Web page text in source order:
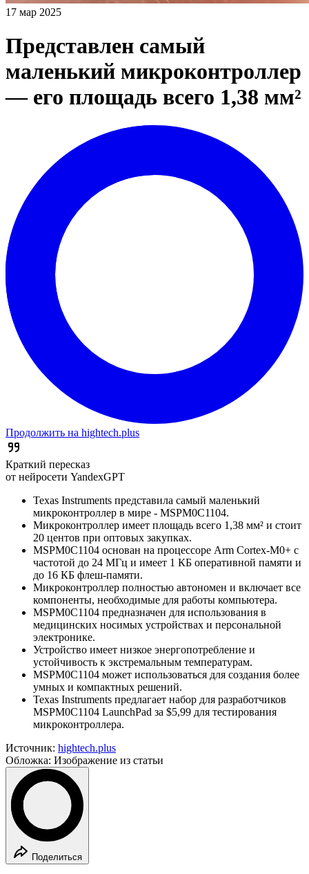
17 мар 2025
Представлен самый
маленький микроконтроллер
— его площадь всего 1,38 мм²
Продолжить на hightech.plus
Краткий пересказ
от нейросети YandexGPT
Texas Instruments представила самый маленький
микроконтроллер в мире - MSPM0C1104.
Микроконтроллер имеет площадь всего 1,38 мм² и стоит
20 центов при оптовых закупках.
MSPM0C1104 основан на процессоре Arm Cortex-M0+ с
частотой до 24 МГц и имеет 1 КБ оперативной памяти и
до 16 КБ флеш-памяти.
Микроконтроллер полностью автономен и включает все
компоненты, необходимые для работы компьютера.
MSPM0C1104 предназначен для использования в
медицинских носимых устройствах и персональной
электронике.
Устройство имеет низкое энергопотребление и
устойчивость к экстремальным температурам.
MSPM0C1104 может использоваться для создания более
умных и компактных решений.
Texas Instruments предлагает набор для разработчиков
MSPM0C1104 LaunchPad за $5,99 для тестирования
микроконтроллера.
Источник: hightech.plus
Обложка: Изображение из статьи
Поделиться